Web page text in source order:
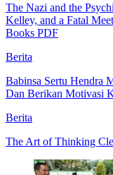
The Nazi and the
Kelley, and a Fatal
Books PDF
Berita
Babinsa Sertu Hendra
Dan Berikan Motivasi
Berita
The Art of Thinking